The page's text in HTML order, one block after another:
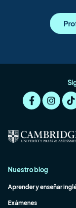
Nuestro blog
Aprender y enseñar
Exámenes